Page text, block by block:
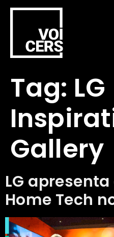
Tag: LG
Gallery
LG
Home Tech